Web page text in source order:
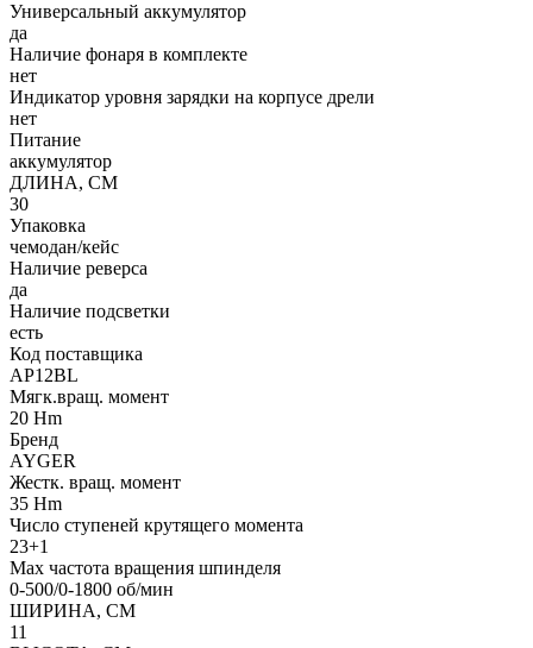
Универсальный аккумулятор
да
Наличие фонаря в комплекте
нет
Индикатор уровня зарядки на корпусе дрели
нет
Питание
аккумулятор
ДЛИНА, СМ
30
Упаковка
чемодан/кейс
Наличие реверса
да
Наличие подсветки
есть
Код поставщика
AP12BL
Мягк.вращ. момент
20 Hm
Бренд
AYGER
Жестк. вращ. момент
35 Hm
Число ступеней крутящего момента
23+1
Max частота вращения шпинделя
0-500/0-1800 об/мин
ШИРИНА, СМ
11